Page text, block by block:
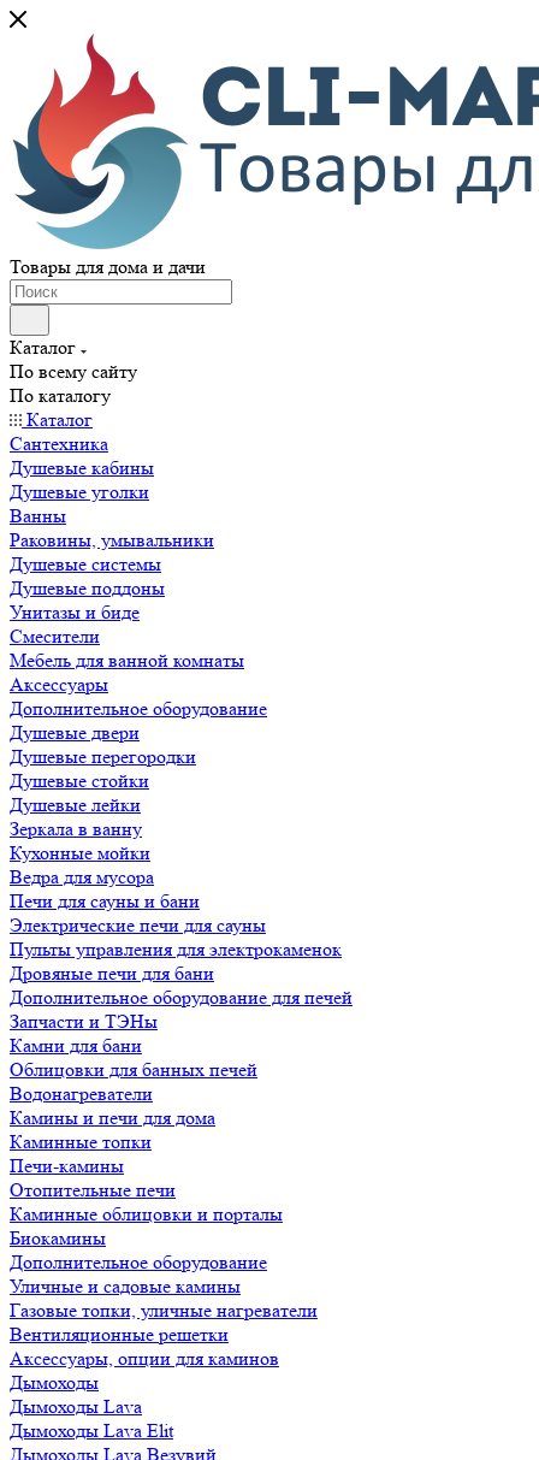
Товары для дома и дачи
Каталог
По всему сайту
По каталогу
Каталог
Сантехника
Душевые кабины
Душевые уголки
Ванны
Раковины, умывальники
Душевые системы
Душевые поддоны
Унитазы и биде
Смесители
Мебель для ванной комнаты
Аксессуары
Дополнительное оборудование
Душевые двери
Душевые перегородки
Душевые стойки
Душевые лейки
Зеркала в ванну
Кухонные мойки
Ведра для мусора
Печи для сауны и бани
Электрические печи для сауны
Пульты управления для электрокаменок
Дровяные печи для бани
Дополнительное оборудование для печей
Запчасти и ТЭНы
Камни для бани
Облицовки для банных печей
Водонагреватели
Камины и печи для дома
Каминные топки
Печи-камины
Отопительные печи
Каминные облицовки и порталы
Биокамины
Дополнительное оборудование
Уличные и садовые камины
Газовые топки, уличные нагреватели
Вентиляционные решетки
Аксессуары, опции для каминов
Дымоходы
Дымоходы Lava
Дымоходы Lava Elit
Дымоходы Lava Везувий